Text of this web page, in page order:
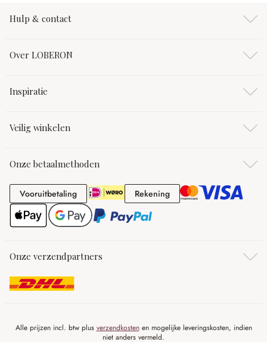
Hulp & contact
Over LOBERON
Inspiratie
Veilig winkelen
Onze betaalmethoden
VooruitbetalingVooruitbetaling RekeningRekening
Onze verzendpartners
Alle prijzen incl. btw plus verzendkostenen mogelijke leveringskosten, indien
niet anders vermeld.